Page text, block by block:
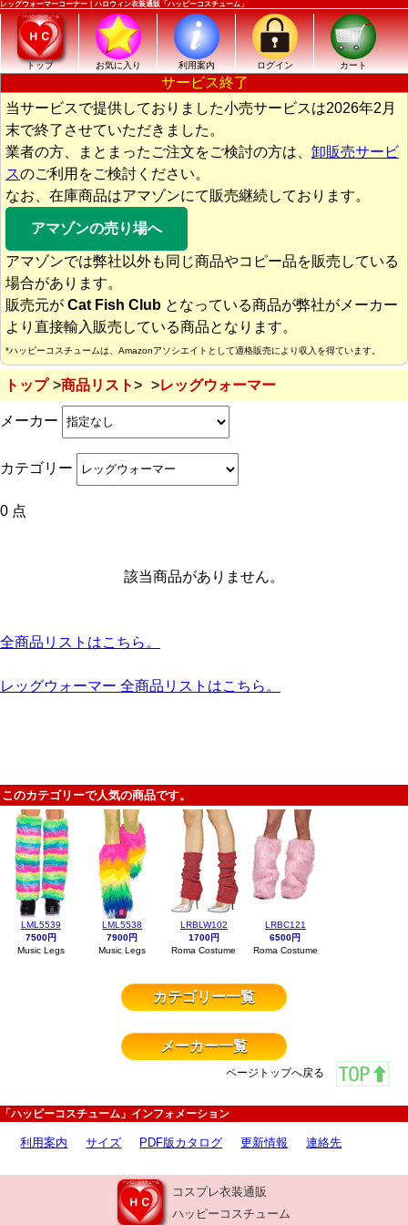
レッグウォーマーコーナー｜ハロウィン衣装通販「ハッピーコスチューム」
トップ お気に入り 利用案内 ログイン カート
サービス終了
当サービスで提供しておりました小売サービスは2026年2月
末で終了させていただきました。
業者の方、まとまったご注文をご検討の方は、 卸販売サービ
スのご利用をご検討ください。
なお、在庫商品はアマゾンにて販売継続しております。
アマゾンの売り場へ
アマゾンでは弊社以外も同じ商品やコピー品を販売している
場合があります。
販売元が Cat Fish Club となっている商品が弊社がメーカー
より直接輸入販売している商品となります。
*ハッピーコスチュームは、Amazonアソシエイトとして適格販売により収入を得ています。
トップ 商品リスト レッグウォーマー
メーカー
カテゴリー
0 点
該当商品がありません。
全商品リストはこちら。
レッグウォーマー 全商品リストはこちら。
このカテゴリーで人気の商品です。
LML5539
7500円
Music Legs
LML5538
7900円
Music Legs
LRBLW102
1700円
Roma Costume
LRBC121
6500円
Roma Costume
カテゴリー一覧
メーカー一覧
ページトップへ戻る
「ハッピーコスチューム」インフォメーション
利用案内 サイズ PDF版カタログ 更新情報 連絡先
コスプレ衣装通販
ハッピーコスチューム